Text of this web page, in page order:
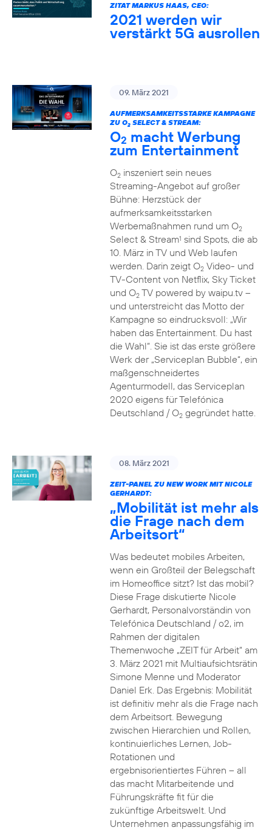
ZITAT MARKUS HAAS, CEO:
2021 werden wir
verstärkt 5G ausrollen
09. März 2021
AUFMERKSAMKEITSSTARKE KAMPAGNE
ZU O2SELECT & STREAM:
O2 macht Werbung
zum Entertainment
O2inszeniert sein neues
Streaming-Angebot auf großer
Bühne: Herzstück der
aufmerksamkeitsstarken
Werbemaßnahmen rund um O2
Select & Stream1 sind Spots, die ab
10. März in TV und Web laufen
werden. Darin zeigt O2Video- und
TV-Content von Netflix, Sky Ticket
und O2TV powered by waipu.tv –
und unterstreicht das Motto der
Kampagne so eindrucksvoll: „Wir
haben das Entertainment. Du hast
die Wahl“. Sie ist das erste größere
Werk der „Serviceplan Bubble“, ein
maßgenschneidertes
Agenturmodell, das Serviceplan
2020 eigens für Telefónica
Deutschland / O2gegründet hatte.
08. März 2021
ZEIT-PANEL ZU NEW WORK MIT NICOLE
GERHARDT:
„Mobilität ist mehr als
die Frage nach dem
Arbeitsort“
Was bedeutet mobiles Arbeiten,
wenn ein Großteil der Belegschaft
im Homeoffice sitzt? Ist das mobil?
Diese Frage diskutierte Nicole
Gerhardt, Personalvorständin von
Telefónica Deutschland / o2, im
Rahmen der digitalen
Themenwoche „ZEIT für Arbeit“ am
3. März 2021 mit Multiaufsichtsrätin
Simone Menne und Moderator
Daniel Erk. Das Ergebnis: Mobilität
ist definitiv mehr als die Frage nach
dem Arbeitsort. Bewegung
zwischen Hierarchien und Rollen,
kontinuierliches Lernen, Job-
Rotationen und
ergebnisorientiertes Führen – all
das macht Mitarbeitende und
Führungskräfte fit für die
zukünftige Arbeitswelt. Und
Unternehmen anpassungsfähig im